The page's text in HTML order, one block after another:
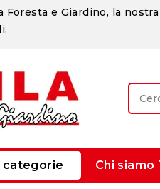
Foresta e Giardino, la
categorie Chi siamo